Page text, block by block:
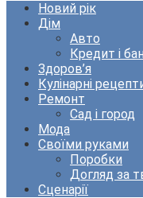
Новий рік
Дім
Авто
Кредит і
Здоров’я
Кулінарні
Ремонт
Сад і город
Мода
Своїми руками
Поробки
Догляд за
Сценарії